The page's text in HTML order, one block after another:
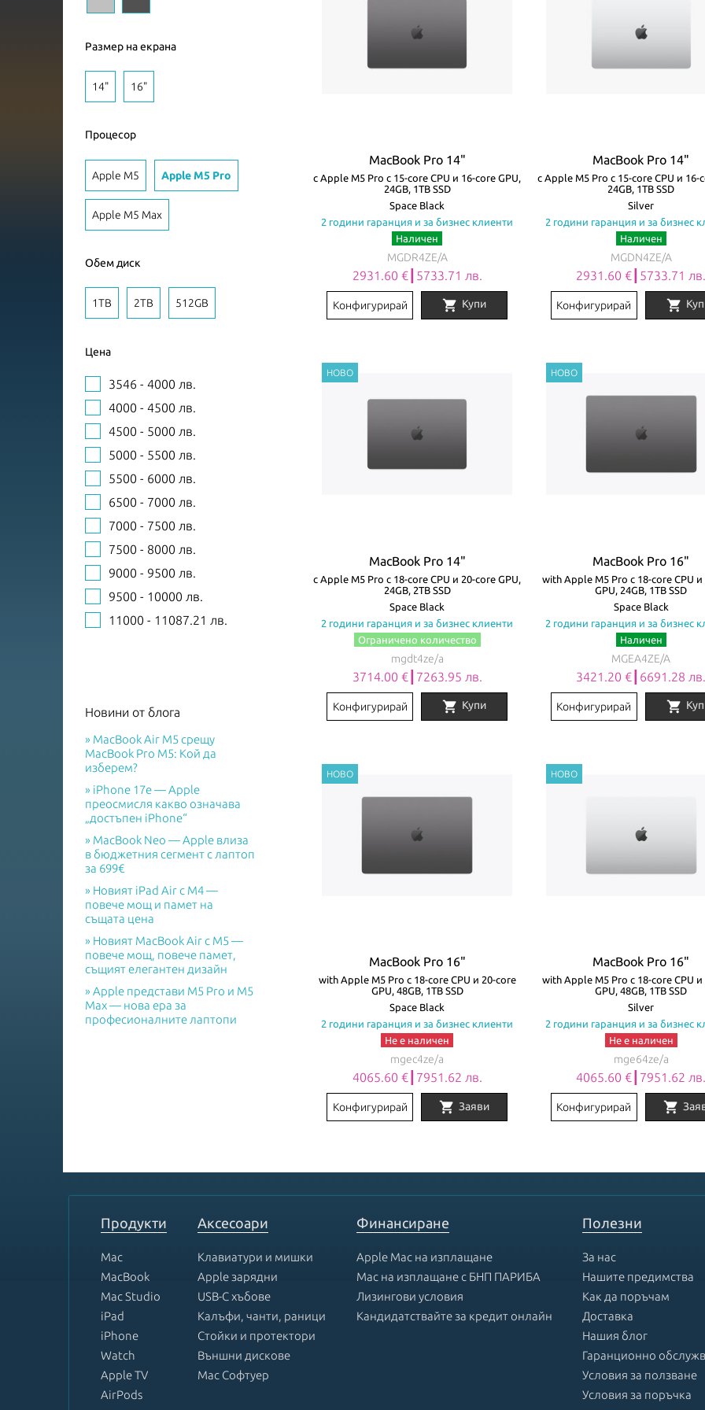
Размер на екрана
14" 16"
Процесор
Apple M5 Apple M5 Pro
Apple M5 Max
Обем диск
1TB 2TB 512GB
Цена
3546 - 4000 лв.
4000 - 4500 лв.
4500 - 5000 лв.
5000 - 5500 лв.
5500 - 6000 лв.
6500 - 7000 лв.
7000 - 7500 лв.
7500 - 8000 лв.
9000 - 9500 лв.
9500 - 10000 лв.
11000 - 11087.21 лв.
Новини от блога
MacBook Air M5 срещу
MacBook Pro M5: Кой да
изберем?
iPhone 17e — Apple
преосмисля какво означава
„достъпен iPhone“
MacBook Neo — Apple влиза
в бюджетния сегмент с лаптоп
за 699€
Новият iPad Air с M4 —
повече мощ и памет на
същата цена
Новият MacBook Air с M5 —
повече мощ, повече памет,
същият елегантен дизайн
Apple представи M5 Pro и M5
Max — нова ера за
професионалните лаптопи
MacBook Pro 14"
с Apple M5 Pro с 15-core CPU и 16-core GPU,
24GB, 1TB SSD
Space Black
2 години гаранция и за бизнес клиенти
Наличен
MGDR4ZE/A
2931.60 €┃5733.71 лв.
Конфигурирай shopping_cart Купи
MacBook Pro 14"
с Apple M5 Pro с 15-core CPU и 16-
24GB, 1TB SSD
Silver
2 години гаранция и за бизнес
Наличен
MGDN4ZE/A
2931.60 €┃5733.71 лв.
Конфигурирай shopping_cart
MacBook Pro 14"
с Apple M5 Pro с 18-core CPU и 20-core GPU,
24GB, 2TB SSD
Space Black
2 години гаранция и за бизнес клиенти
Ограничено количество
mgdt4ze/a
3714.00 €┃7263.95 лв.
Конфигурирай shopping_cart Купи
MacBook Pro 16"
with Apple M5 Pro с 18-core CPU и
GPU, 24GB, 1TB SSD
Space Black
2 години гаранция и за бизнес
Наличен
MGEA4ZE/A
3421.20 €┃6691.28 лв.
Конфигурирай shopping_cart
MacBook Pro 16"
with Apple M5 Pro с 18-core CPU и 20-core
GPU, 48GB, 1TB SSD
Space Black
2 години гаранция и за бизнес клиенти
Не е наличен
mgec4ze/a
4065.60 €┃7951.62 лв.
Конфигурирай shopping_cart Заяви
MacBook Pro 16"
with Apple M5 Pro с 18-core CPU и
GPU, 48GB, 1TB SSD
Silver
2 години гаранция и за бизнес
Не е наличен
mge64ze/a
4065.60 €┃7951.62 лв.
Конфигурирай shopping_cart
Продукти
Mac
MacBook
Mac Studio
iPad
iPhone
Watch
Apple TV
AirPods
Аксесоари
Клавиатури и мишки
Apple зарядни
USB-C хъбове
Калъфи, чанти, раници
Стойки и протектори
Външни дискове
Mac Софтуер
Финансиране
Apple Mac на изплащане
Mac на изплащане с БНП ПАРИБА
Лизингови условия
Кандидатствайте за кредит онлайн
Полезни
За нас
Нашите предимства
Как да поръчам
Доставка
Нашия блог
Гаранционно
Условия за ползване
Условия за поръчка